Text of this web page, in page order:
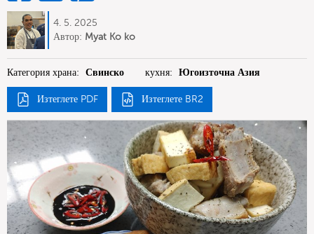
4. 5. 2025
Автор: Myat Ko ko
Категория храна: Свинско кухня: Югоизточна Азия
Изтеглете PDF Изтеглете BR2